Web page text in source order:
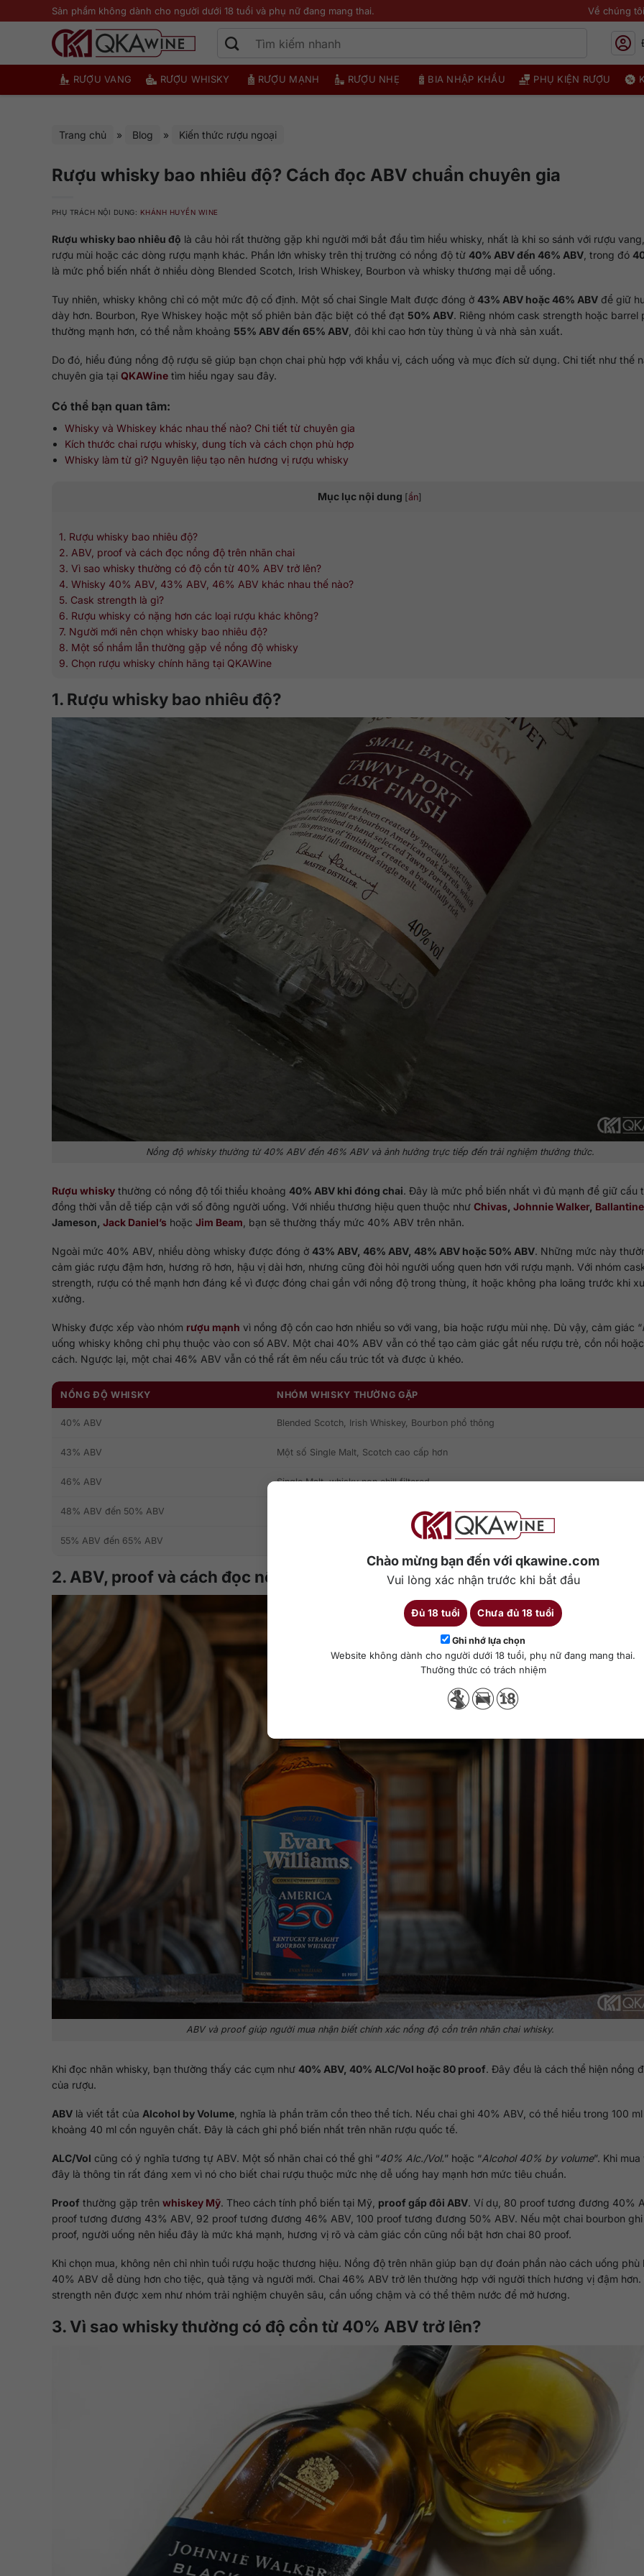
Chào mừng bạn đến với qkawine.com
Vui lòng xác nhận trước khi bắt đầu
Đủ 18 tuổi Chưa đủ 18 tuổi
Ghi nhớ lựa chọn
Website không dành cho người dưới 18 tuổi, phụ nữ đang mang thai.
Thưởng thức có trách nhiệm
qua
Sản phẩm không dành cho người dưới 18 tuổi và phụ nữ đang mang thai. Về chúng tôi
RƯỢU VANG RƯỢU WHISKY RƯỢU MẠNH RƯỢU NHẸ BIA NHẬP KHẨU PHỤ KIỆN RƯỢU
Trang chủ » Blog » Kiến thức rượu ngoại
Rượu whisky bao nhiêu độ? Cách đọc ABV chuẩn chuyên gia
PHỤ TRÁCH NỘI DUNG: KHÁNH HUYỀN WINE
Rượu whisky bao nhiêu độ là câu hỏi rất thường gặp khi người mới bắt đầu tìm hiểu whisky, nhất là khi so sánh với rượu vang,
rượu mùi hoặc các dòng rượu mạnh khác. Phần lớn whisky trên thị trường có nồng độ từ 40% ABV đến 46% ABV , trong đó
là mức phổ biến nhất ở nhiều dòng Blended Scotch, Irish Whiskey, Bourbon và whisky thương mại dễ uống.
Tuy nhiên, whisky không chỉ có một mức độ cố định. Một số chai Single Malt được đóng ở 43% ABV hoặc 46% ABV để giữ
dày hơn. Bourbon, Rye Whiskey hoặc một số phiên bản đặc biệt có thể đạt 50% ABV. Riêng nhóm cask strength hoặc barrel
thường mạnh hơn, có thể nằm khoảng 55% ABV đến 65% ABV , đôi khi cao hơn tùy thùng ủ và nhà sản xuất.
Do đó, hiểu đúng nồng độ rượu sẽ giúp bạn chọn chai phù hợp với khẩu vị, cách uống và mục đích sử dụng. Chi tiết như thế
chuyên gia tại QKAWine tìm hiểu ngay sau đây.
Có thể bạn quan tâm:
Whisky và Whiskey khác nhau thế nào? Chi tiết từ chuyên gia
Kích thước chai rượu whisky, dung tích và cách chọn phù hợp
Whisky làm từ gì? Nguyên liệu tạo nên hương vị rượu whisky
Mục lục nội dung [ẩn]
1. Rượu whisky bao nhiêu độ?
2. ABV, proof và cách đọc nồng độ trên nhãn chai
3. Vì sao whisky thường có độ cồn từ 40% ABV trở lên?
4. Whisky 40% ABV, 43% ABV, 46% ABV khác nhau thế nào?
5. Cask strength là gì?
6. Rượu whisky có nặng hơn các loại rượu khác không?
7. Người mới nên chọn whisky bao nhiêu độ?
8. Một số nhầm lẫn thường gặp về nồng độ whisky
9. Chọn rượu whisky chính hãng tại QKAWine
1. Rượu whisky bao nhiêu độ?
Nồng độ whisky thường từ 40% ABV đến 46% ABV và ảnh hưởng trực tiếp đến trải nghiệm thưởng thức.
Rượu whisky thường có nồng độ tối thiểu khoảng 40% ABV khi đóng chai. Đây là mức phổ biến nhất vì đủ mạnh để giữ cấu
đồng thời vẫn dễ tiếp cận với số đông người uống. Với nhiều thương hiệu quen thuộc như Chivas Johnnie Walker,
Jameson, Jack Daniel’s hoặc Jim Beam , bạn sẽ thường thấy mức 40% ABV trên nhãn.
Ngoài mức 40% ABV, nhiều dòng whisky được đóng ở 43% ABV, 46% ABV, 48% ABV hoặc 50% ABV. Những mức này
cảm giác rượu đậm hơn, hương rõ hơn, hậu vị dài hơn, nhưng cũng đòi hỏi người uống quen hơn với rượu mạnh. Với nhóm
strength, rượu có thể mạnh hơn đáng kể vì được đóng chai gần với nồng độ trong thùng, ít hoặc không pha loãng trước khi
xưởng.
Whisky được xếp vào nhóm rượu mạnh vì nồng độ cồn cao hơn nhiều so với vang, bia hoặc rượu mùi nhẹ. Dù vậy, cảm giác “
uống whisky không chỉ phụ thuộc vào con số ABV. Một chai 40% ABV vẫn có thể tạo cảm giác gắt nếu rượu trẻ, cồn nổi
cách. Ngược lại, một chai 46% ABV vẫn có thể rất êm nếu cấu trúc tốt và được ủ khéo.
NỒNG ĐỘ WHISKY NHÓM WHISKY THƯỜNG GẶP
40% ABV Blended Scotch, Irish Whiskey, Bourbon phổ thông
43% ABV Một số Single Malt, Scotch cao cấp hơn
46% ABV Single Malt, whisky non chill filtered
48% ABV đến 50% ABV Bourbon, Rye, Single Malt phiên bản mạnh hơn
55% ABV đến 65% ABV
2. ABV, proof và cách đọc nồng độ trên nhãn chai
ABV và proof giúp người mua nhận biết chính xác nồng độ cồn trên nhãn chai whisky.
Khi đọc nhãn whisky, bạn thường thấy các cụm như 40% ABV, 40% ALC/Vol hoặc 80 proof. Đây đều là cách thể hiện nồng
của rượu.
ABV là viết tắt của Alcohol by Volume , nghĩa là phần trăm cồn theo thể tích. Nếu chai ghi 40% ABV, có thể hiểu trong 100
khoảng 40 ml cồn nguyên chất. Đây là cách ghi phổ biến nhất trên nhãn rượu quốc tế.
ALC/Vol cũng có ý nghĩa tương tự ABV. Một số nhãn chai có thể ghi “40% Alc./Vol.” hoặc “Alcohol 40% by volume”. Khi mua
đây là thông tin rất đáng xem vì nó cho biết chai rượu thuộc mức nhẹ dễ uống hay mạnh hơn mức tiêu chuẩn.
Proof thường gặp trên whiskey Mỹ. Theo cách tính phổ biến tại Mỹ, proof gấp đôi ABV. Ví dụ, 80 proof tương đương 40%
proof tương đương 43% ABV, 92 proof tương đương 46% ABV, 100 proof tương đương 50% ABV. Nếu một chai bourbon ghi
proof, người uống nên hiểu đây là mức khá mạnh, hương vị rõ và cảm giác cồn cũng nổi bật hơn chai 80 proof.
Khi chọn mua, không nên chỉ nhìn tuổi rượu hoặc thương hiệu. Nồng độ trên nhãn giúp bạn dự đoán phần nào cách uống phù
40% ABV dễ dùng hơn cho tiệc, quà tặng và người mới. Chai 46% ABV trở lên thường hợp với người thích hương vị đậm hơn.
strength nên được xem như nhóm trải nghiệm chuyên sâu, cần uống chậm và có thể thêm nước để mở hương.
3. Vì sao whisky thường có độ cồn từ 40% ABV trở lên?